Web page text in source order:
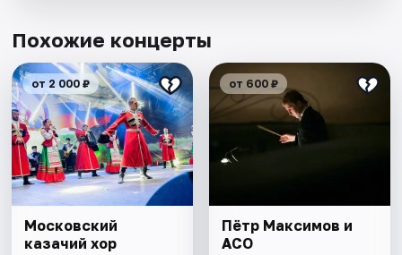
Похожие концерты
от 2 000 ₽
Московский
казачий хор
от 600 ₽
Пётр Максимов и
АСО